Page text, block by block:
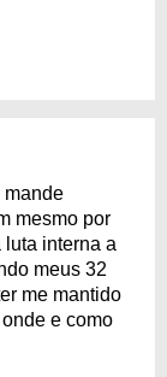
mande
mesmo por
luta interna a
meus 32
me mantido
e como